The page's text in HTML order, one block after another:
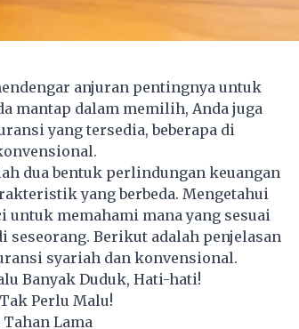
anjuran pentingnya untuk
mantap dalam memilih, Anda juga
yang tersedia, beberapa di
dua bentuk perlindungan keuangan
yang berbeda. Mengetahui
untuk memahami mana yang sesuai
Berikut adalah penjelasan
syariah dan konvensional.
Banyak Duduk, Hati-hati!
Perlu Malu!
Lama